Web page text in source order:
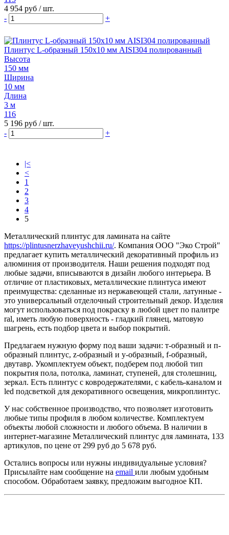
4 954 руб / шт.
-
+
Плинтус L-образный 150х10 мм AISI304 полированный
Высота
150 мм
Ширина
10 мм
Длина
3 м
116
5 196 руб / шт.
-
+
|<
<
1
2
3
4
5
Металлический плинтус для ламината на сайте
https://plintusnerzhaveyushchii.ru/. Компания ООО "Эко Строй"
предлагает купить металлический декоративный профиль из
алюминия от производителя. Наши решения подходят под
любые задачи, вписываются в дизайн любого интерьера. В
отличие от пластиковых, металлические плинтуса имеют
преимущества: сделанные из нержавеющей стали, латунные -
это универсальный отделочный строительный декор. Изделия
могут использоваться под покраску в любой цвет по палитре
ral, иметь любую поверхность - гладкий глянец, матовую
шагрень, есть подбор цвета и выбор покрытий.
Предлагаем нужную форму под ваши задачи: т-образный и п-
образный плинтус, z-образный и y-образный, f-образный,
двутавр. Укомплектуем объект, подберем под любой тип
покрытия пола, потолка, ламинат, ступеней, для столешниц,
зеркал. Есть плинтус с ковродержателями, с кабель-каналом и
led подсветкой для декоративного освещения, микроплинтус.
У нас собственное производство, что позволяет изготовить
любые типы профиля в любом количестве. Комплектуем
объекты любой сложности и любого объема. В наличии в
интернет-магазине Металлический плинтус для ламината, 133
артикулов, по цене от 299 руб до 5 678 руб.
Остались вопросы или нужны индивидуальные условия?
Присылайте нам сообщение на email или любым удобным
способом. Обработаем заявку, предложим выгодное КП.